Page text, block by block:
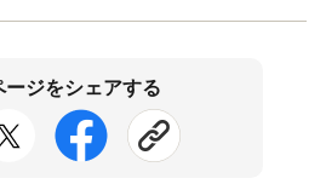
ージをシェアする